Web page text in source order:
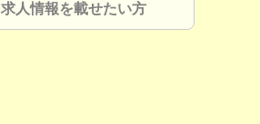
求人情報を載せたい方